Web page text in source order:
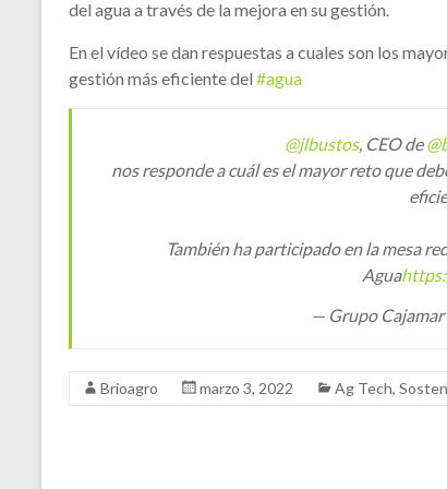
del agua a través de la mejora en su gestión.
En el vídeo se dan respuestas a cuales son los
gestión más eficiente del #agua
@jlbustos, CEO de
nos responde a cuál es el mayor reto que
También ha participado en la mesa
Agua
— Grupo Cajamar
Brioagro marzo 3, 2022 Ag Tech,